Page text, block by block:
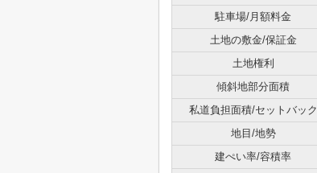
駐車場/月額料金
土地の敷金/保証金
土地権利
傾斜地部分面積
私道負担面積/セットバック
地目/地勢
建ぺい率/容積率